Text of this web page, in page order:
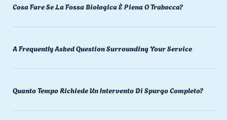
Cosa Fare Se La Fossa Biologica È Piena O Trabocca?
A Frequently Asked Question Surrounding Your Service
Quanto Tempo Richiede Un Intervento Di Spurgo Completo?